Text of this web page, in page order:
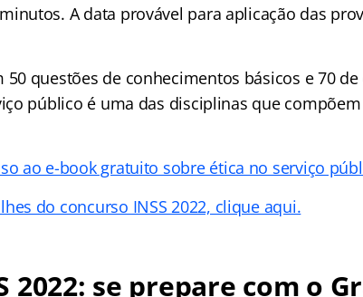
A data provável para aplicação das
questões de conhecimentos básicos e 70
público é uma das disciplinas que
ao e-book gratuito sobre ética no serviço
do concurso INSS 2022, clique aqui.
2022: se prepare com o